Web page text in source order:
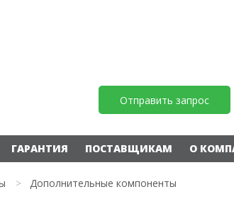
Отправить запрос
ГАРАНТИЯ ПОСТАВЩИКАМ О
> Дополнительные компоненты